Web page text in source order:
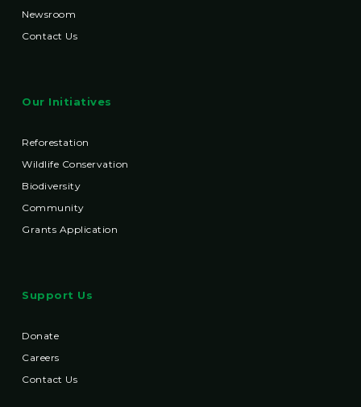
Newsroom
Contact Us
Our Initiatives
Reforestation
Wildlife Conservation
Biodiversity
Community
Grants Application
Support Us
Donate
Careers
Contact Us